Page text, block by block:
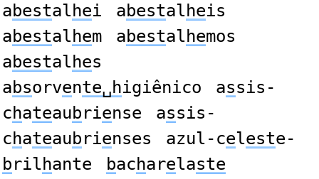
abestalhei abestalheis
abestalhem abestalhemos
abestalhes
absorvente␣higiênico assis-
chateaubriense assis-
chateaubrienses azul-celeste-
brilhante bacharelaste